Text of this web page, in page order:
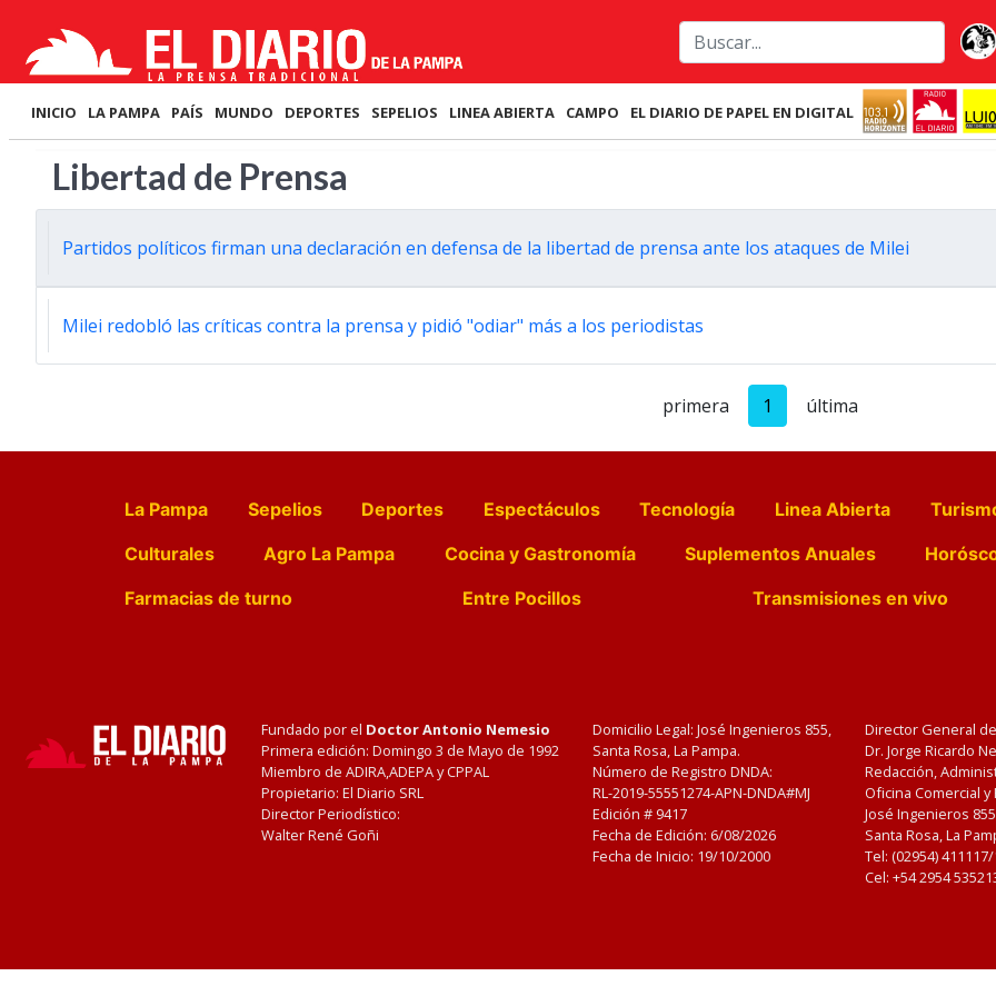
INICIO LA PAMPA PAÍS MUNDO DEPORTES SEPELIOS LINEA ABIERTA CAMPO EL DIARIO DE PAPEL EN DIGITAL
Libertad de Prensa
Partidos políticos firman una declaración en defensa de la libertad de prensa ante los ataques de Milei
Milei redobló las críticas contra la prensa y pidió "odiar" más a los periodistas
primera 1 última
La Pampa Sepelios Deportes Espectáculos Tecnología Linea Abierta
Culturales
Agro La Pampa Cocina y Gastronomía Suplementos Anuales
Farmacias de turno
Entre Pocillos Transmisiones en vivo
Fundado por el Doctor Antonio Nemesio
Primera edición: Domingo 3 de Mayo de 1992
Miembro de ADIRA,ADEPA y CPPAL
Propietario: El Diario SRL
Director Periodístico:
Walter René Goñi
Domicilio Legal: José Ingenieros 855,
Santa Rosa, La Pampa.
Número de Registro DNDA:
RL-2019-55551274-APN-DNDA#MJ
Edición # 9417
Fecha de Edición: 6/08/2026
Fecha de Inicio: 19/10/2000
Director General
Dr. Jorge Ricardo
Redacción,
Oficina Comercial
José Ingenieros
Santa Rosa, La
Tel: (02954)
Cel: +54 2954